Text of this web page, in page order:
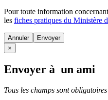
Pour toute information
les fiches pratiques du Ministère
Annuler
×
Envoyer à un ami
Tous les champs sont obligatoires